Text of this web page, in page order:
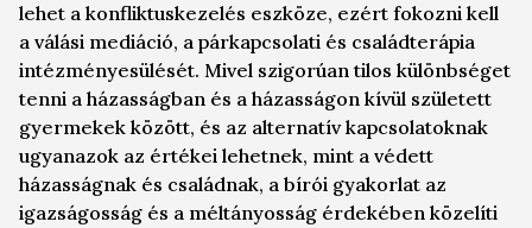
lehet a konfliktuskezelés eszköze, ezért fokozni kell
a válási mediáció, a párkapcsolati és családterápia
intézményesülését. Mivel szigorúan tilos különbséget
tenni a házasságban és a házasságon kívül született
gyermekek között, és az alternatív kapcsolatoknak
ugyanazok az értékei lehetnek, mint a védett
házasságnak és családnak, a bírói gyakorlat az
igazságosság és a méltányosság érdekében közelíti